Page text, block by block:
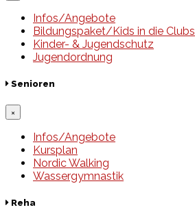
Infos/Angebote
Bildungspaket/Kids in die Clubs
Kinder- & Jugendschutz
Jugendordnung
Senioren
×
Infos/Angebote
Kursplan
Nordic Walking
Wassergymnastik
Reha